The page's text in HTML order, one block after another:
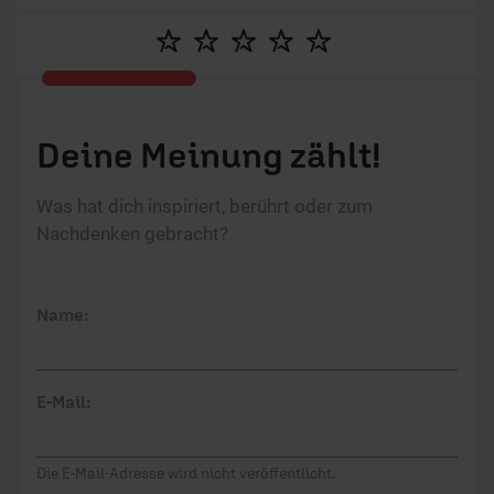
Deine Meinung zählt!
Was hat dich inspiriert, berührt oder zum
Nachdenken gebracht?
Name:
E-Mail:
Die E-Mail-Adresse wird nicht veröffentlicht.